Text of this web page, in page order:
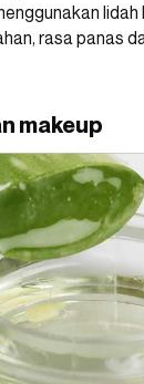
rasa panas
makeup